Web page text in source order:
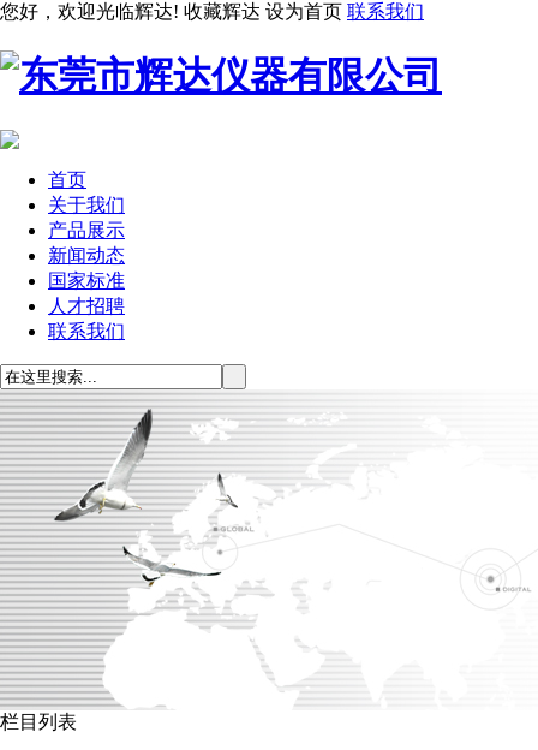
您好，欢迎光临辉达! 收藏辉达 设为首页 联系我们
首页
关于我们
产品展示
新闻动态
国家标准
人才招聘
联系我们
栏目列表